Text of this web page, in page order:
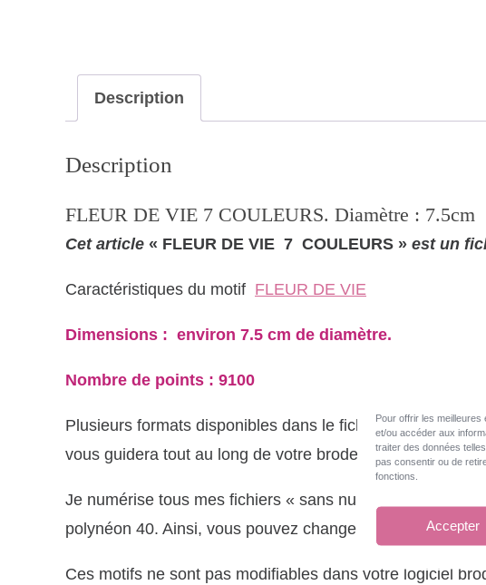
Pour offrir les
et/ou accéder aux
traiter des données
pas consentir ou de
fonctions.
Accepter
Description
Description
FLEUR DE VIE 7 COULEURS. Diamètre : 7.5cm
Cet article « FLEUR DE VIE 7 COULEURS » est un
Caractéristiques du motif FLEUR DE VIE
Dimensions : environ 7.5 cm de diamètre.
Nombre de points : 9100
Plusieurs formats disponibles dans le fichier zippé soit :
vous guidera tout au long de votre broderie.
Je numérise tous mes fichiers « sans numérisation
polynéon 40. Ainsi, vous pouvez changer la couleur en
Ces motifs ne sont pas modifiables dans votre logiciel